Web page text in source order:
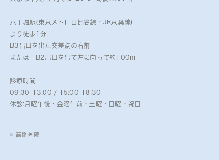
八丁堀駅(東京メトロ日比谷線・JR京葉線)
より徒歩1分
B3出口を出た交差点の右前
または B2出口を出て左に向って約100m
診療時間
09:30-13:00 / 15:00-18:30
休診:月曜午後・金曜午前・土曜・日曜・祝日
© 高橋医院